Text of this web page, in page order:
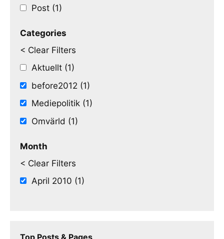
Post (1)
Categories
< Clear Filters
Aktuellt (1)
before2012 (1)
Mediepolitik (1)
Omvärld (1)
Month
< Clear Filters
April 2010 (1)
Top Posts & Pages